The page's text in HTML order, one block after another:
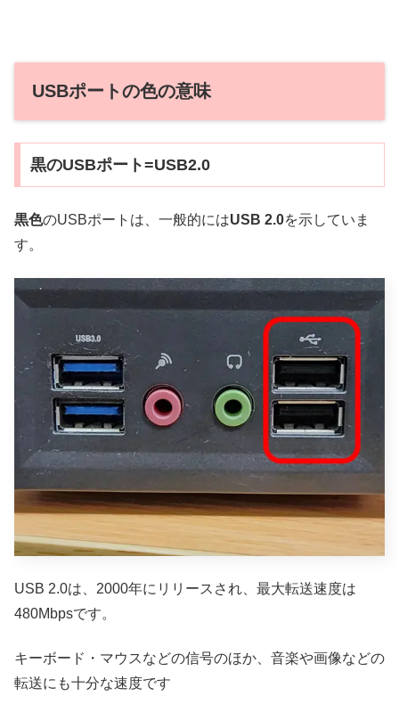
USBポートの色の意味
黒のUSBポート=USB2.0
黒色のUSBポートは、一般的にはUSB 2.0を示していま
す。
USB 2.0は、2000年にリリースされ、最大転送速度は
480Mbpsです。
キーボード・マウスなどの信号のほか、音楽や画像などの
転送にも十分な速度です